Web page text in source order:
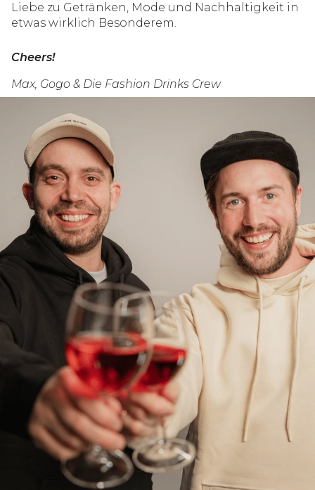
Liebe zu Getränken, Mode und Nachhaltigkeit in
etwas wirklich Besonderem.
Cheers!
Max, Gogo & Die Fashion Drinks Crew